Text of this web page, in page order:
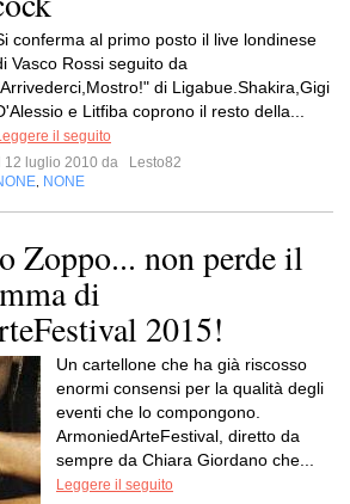
conferma al primo posto il live londinese
Vasco Rossi seguito da
di Ligabue.Shakira,Gigi
e Litfiba coprono il resto della...
il seguito
Il 12 luglio 2010 da
Lesto82
NONE
Zoppo... non perde il
di
2015!
Un cartellone che ha già riscosso
enormi consensi per la qualità degli
eventi che lo compongono.
ArmoniedArteFestival, diretto da
sempre da Chiara Giordano che...
Leggere il seguito